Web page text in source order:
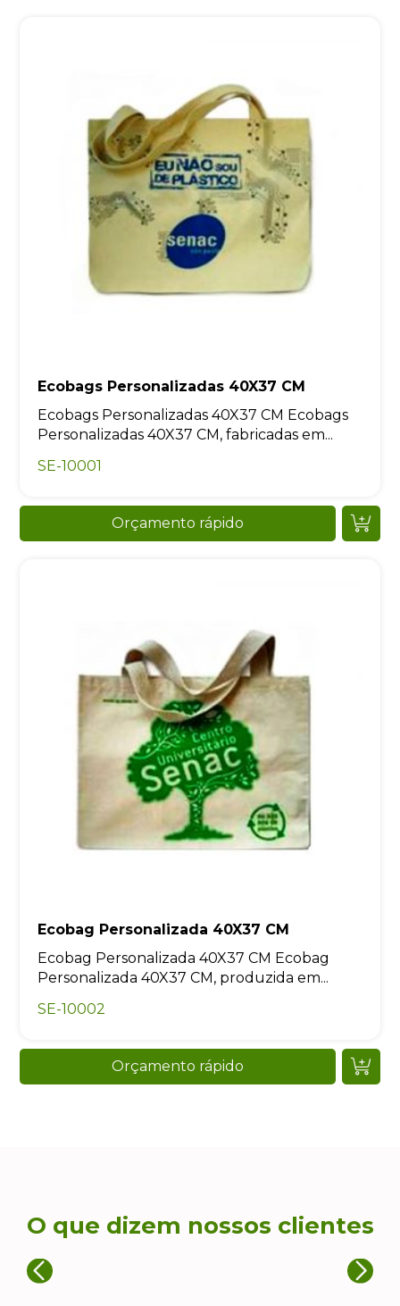
Ecobags Personalizadas 40X37 CM
Ecobags Personalizadas 40X37 CM Ecobags
Personalizadas 40X37 CM, fabricadas em...
SE-10001
Orçamento rápido
Ecobag Personalizada 40X37 CM
Ecobag Personalizada 40X37 CM Ecobag
Personalizada 40X37 CM, produzida em...
SE-10002
Orçamento rápido
O que dizem nossos clientes